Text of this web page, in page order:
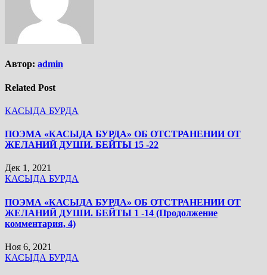
Автор: admin
Related Post
КАСЫДА БУРДА
ПОЭМА «КАСЫДА БУРДА» ОБ ОТСТРАНЕНИИ ОТ
ЖЕЛАНИЙ ДУШИ. БЕЙТЫ 15 -22
Дек 1, 2021
КАСЫДА БУРДА
ПОЭМА «КАСЫДА БУРДА» ОБ ОТСТРАНЕНИИ ОТ
ЖЕЛАНИЙ ДУШИ. БЕЙТЫ 1 -14 (Продолжение
комментария, 4)
Ноя 6, 2021
КАСЫДА БУРДА